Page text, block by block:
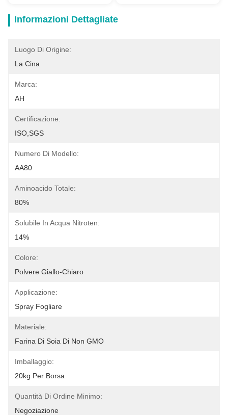
Informazioni Dettagliate
Luogo Di Origine:
La Cina
Marca:
AH
Certificazione:
ISO,SGS
Numero Di Modello:
AA80
Aminoacido Totale:
80%
Solubile In Acqua Nitroten:
14%
Colore:
Polvere Giallo-Chiaro
Applicazione:
Spray Fogliare
Materiale:
Farina Di Soia Di Non GMO
Imballaggio:
20kg Per Borsa
Quantità Di Ordine Minimo:
Negoziazione